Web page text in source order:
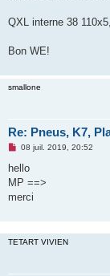
QXL interne 38
Bon WE!
smallone
Re: Pneus, K7,
M
s
a
g
n
l
08 juil. 2019, 20:52
hello
MP ==>
merci
TETART VIVIEN